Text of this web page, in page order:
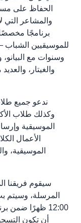
الحفاظ على
والمشاعر التي
للموسيقيين
وسنوات مع البيانو،
والغيتار،
ندعو جميع
وكذلك طلاب
الموسيقية
الأعمال
الموسيقية،
سيقوم فريقنا
المرسلة،
12:00 ظهرًا
أن تكون